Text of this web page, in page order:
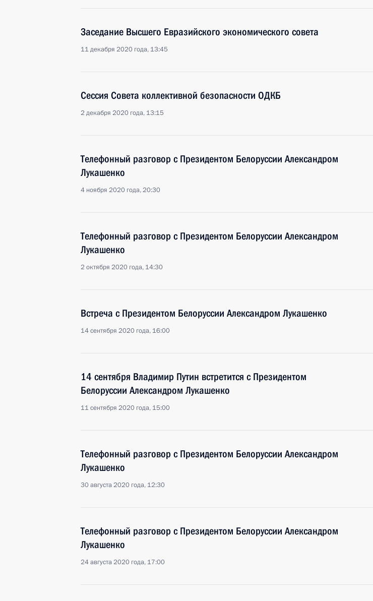
Заседание Высшего Евразийского экономического совета
11 декабря 2020 года, 13:45
Сессия Совета коллективной безопасности ОДКБ
2 декабря 2020 года, 13:15
Телефонный разговор с Президентом Белоруссии Александром
Лукашенко
4 ноября 2020 года, 20:30
Телефонный разговор с Президентом Белоруссии Александром
Лукашенко
2 октября 2020 года, 14:30
Встреча с Президентом Белоруссии Александром Лукашенко
14 сентября 2020 года, 16:00
14 сентября Владимир Путин встретится с Президентом
Белоруссии Александром Лукашенко
11 сентября 2020 года, 15:00
Телефонный разговор с Президентом Белоруссии Александром
Лукашенко
30 августа 2020 года, 12:30
Телефонный разговор с Президентом Белоруссии Александром
Лукашенко
24 августа 2020 года, 17:00